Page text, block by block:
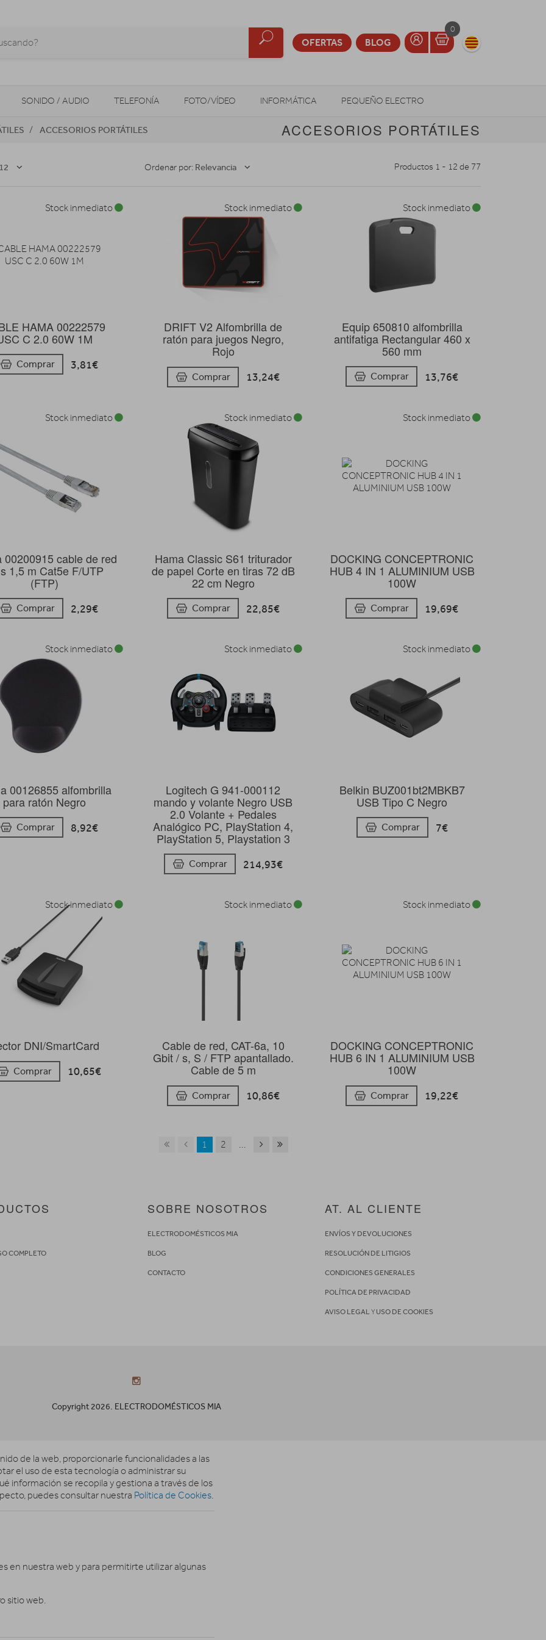
OFERTAS BLOG
0
SONIDO / AUDIO TELEFONÍA FOTO/VÍDEO INFORMÁTICA PEQUEÑO ELECTRO
MOVILIDAD URBANA NAVEGADORES GPS OTROS
ACCESORIOS PORTÁTILES ACCESORIOS PORTÁTILES
Ordenar por: Relevancia Productos 1 - 12 de 77
HAMA 00222579
C 2.0 60W 1M
Comprar 3,81€
Stock inmediato
DRIFT V2 Alfombrilla de
ratón para juegos Negro,
Rojo
Comprar 13,24€
Stock inmediato
Equip 650810 alfombrilla
antifatiga Rectangular 460 x
560 mm
Comprar 13,76€
Stock inmediato
00200915 cable de red
1,5 m Cat5e F/UTP
(FTP)
Comprar 2,29€
Stock inmediato
Hama Classic S61 triturador
de papel Corte en tiras 72 dB
22 cm Negro
Comprar 22,85€
Stock inmediato
DOCKING CONCEPTRONIC
HUB 4 IN 1 ALUMINIUM USB
100W
Comprar 19,69€
Stock inmediato
00126855 alfombrilla
para ratón Negro
Comprar 8,92€
Stock inmediato
Logitech G 941-000112
mando y volante Negro USB
2.0 Volante + Pedales
Analógico PC, PlayStation 4,
PlayStation 5, Playstation 3
Comprar 214,93€
Stock inmediato
Belkin BUZ001bt2MBKB7
USB Tipo C Negro
Comprar 7€
Stock inmediato
DNI/SmartCard
Comprar 10,65€
Stock inmediato
Cable de red, CAT-6a, 10
Gbit / s, S / FTP apantallado.
Cable de 5 m
Comprar 10,86€
Stock inmediato
DOCKING CONCEPTRONIC
HUB 6 IN 1 ALUMINIUM USB
100W
Comprar 19,22€
Stock inmediato
1 2 ...
COMPLETO
SOBRE NOSOTROS
ELECTRODOMÉSTICOS MIA
BLOG
CONTACTO
AT. AL CLIENTE
ENVÍOS Y DEVOLUCIONES
RESOLUCIÓN DE LITIGIOS
CONDICIONES GENERALES
POLÍTICA DE PRIVACIDAD
AVISO LEGAL Y USO DE COOKIES
Copyright 2026. ELECTRODOMÉSTICOS MIA
de la web, proporcionarle funcionalidades a las
el uso de esta tecnología o administrar su
información se recopila y gestiona a través de los
puedes consultar nuestra Política de Cookies.
en nuestra web y para permitirte utilizar algunas
sitio web.